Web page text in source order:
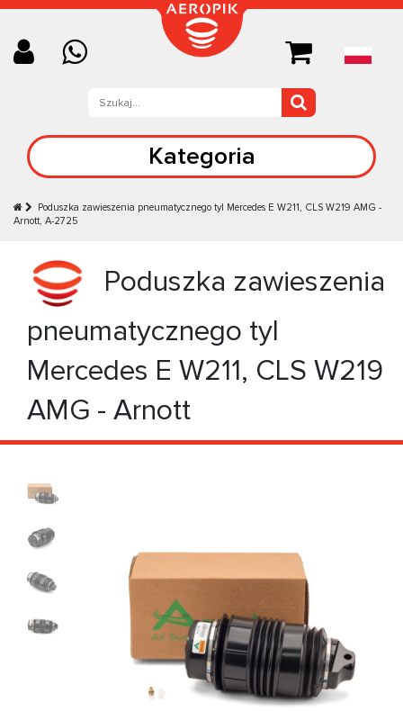
Kategoria
Poduszka zawieszenia pneumatycznego tyl Mercedes E W211, CLS W219 AMG -
Arnott, A-2725
Poduszka zawieszenia
pneumatycznego tyl
Mercedes E W211, CLS W219
AMG - Arnott